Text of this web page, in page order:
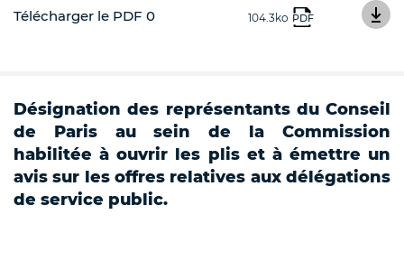
Télécharger le PDF 0 104.3ko PDF
Désignation des représentants du Conseil
de Paris au sein de la Commission
habilitée à ouvrir les plis et à émettre un
avis sur les offres relatives aux délégations
de service public.